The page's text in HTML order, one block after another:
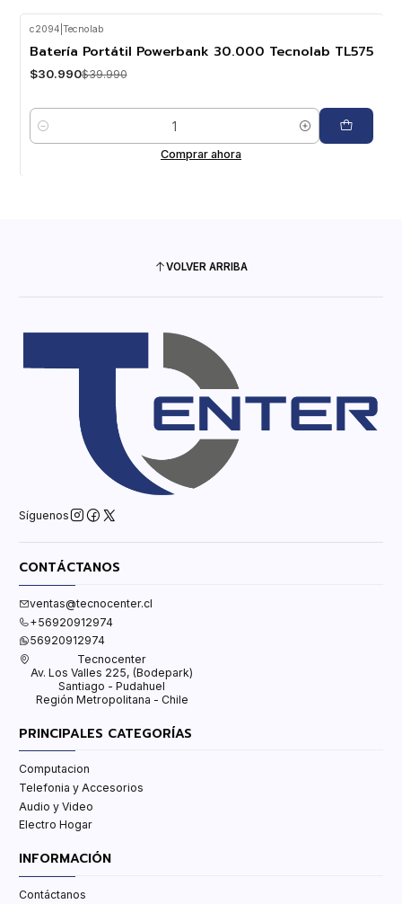
c2094 Tecnolab
Batería Portátil Powerbank 30.000 Tecnolab TL575
$30.990$39.990
Cantidad
Comprar ahora
VOLVER ARRIBA
Síguenos
CONTÁCTANOS
ventas@tecnocenter.cl
+56920912974
56920912974
Tecnocenter
Av. Los Valles 225, (Bodepark)
Santiago - Pudahuel
Región Metropolitana - Chile
PRINCIPALES CATEGORÍAS
Computacion
Telefonia y Accesorios
Audio y Video
Electro Hogar
INFORMACIÓN
Contáctanos